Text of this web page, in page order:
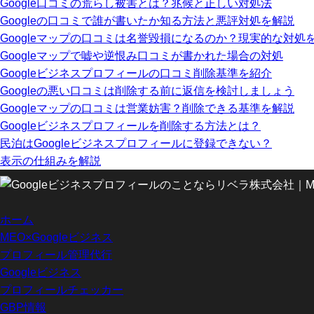
Google口コミの荒らし被害とは？兆候と正しい対処法
Googleの口コミで誰が書いたか知る方法と悪評対処を解説
Googleマップの口コミは名誉毀損になるのか？現実的な対処
Googleマップで嘘や逆恨み口コミが書かれた場合の対処
Googleビジネスプロフィールの口コミ削除基準を紹介
Googleの悪い口コミは削除する前に返信を検討しましょう
Googleマップの口コミは営業妨害？削除できる基準を解説
Googleビジネスプロフィールを削除する方法とは？
民泊はGoogleビジネスプロフィールに登録できない？
表示の仕組みを解説
ホーム
MEO×Googleビジネス
プロフィール管理代行
Googleビジネス
プロフィールチェッカー
GBP情報